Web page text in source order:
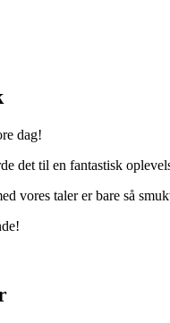
dag!
det til en fantastisk
vores taler er bare så